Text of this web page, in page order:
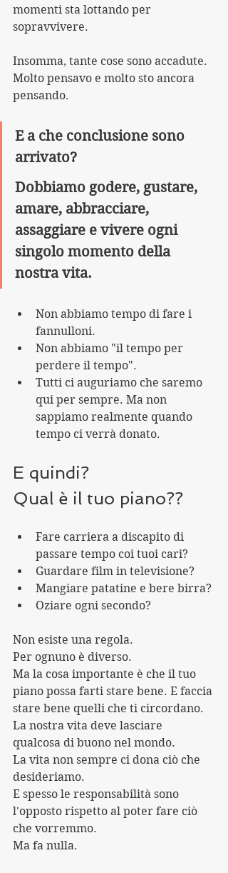
momenti sta lottando per
sopravvivere.
Insomma, tante cose sono accadute.
Molto pensavo e molto sto ancora
pensando.
E a che conclusione sono
arrivato?
Dobbiamo godere, gustare,
amare, abbracciare,
assaggiare e vivere ogni
singolo momento della
nostra vita.
Non abbiamo tempo di fare i
fannulloni.
Non abbiamo "il tempo per
perdere il tempo".
Tutti ci auguriamo che saremo
qui per sempre. Ma non
sappiamo realmente quando
tempo ci verrà donato.
E quindi?
Qual è il tuo piano??
Fare carriera a discapito di
passare tempo coi tuoi cari?
Guardare film in televisione?
Mangiare patatine e bere birra?
Oziare ogni secondo?
Non esiste una regola.
Per ognuno è diverso.
Ma la cosa importante è che il tuo
piano possa farti stare bene. E faccia
stare bene quelli che ti circordano.
La nostra vita deve lasciare
qualcosa di buono nel mondo.
La vita non sempre ci dona ciò che
desideriamo.
E spesso le responsabilità sono
l'opposto rispetto al poter fare ciò
che vorremmo.
Ma fa nulla.